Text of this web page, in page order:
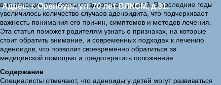
Адрес: г. Оренбург, ул. 70 лет ВЛКСМ, д.31.
вызывающие проблемы со здоровьем у детей. В последние годы
увеличилось количество случаев аденоидита, что подчеркивает
важность понимания его причин, симптомов и методов лечения.
Эта статья поможет родителям узнать о признаках, на которые
стоит обратить внимание, и современных подходах к лечению
аденоидов, что позволит своевременно обратиться за
медицинской помощью и предотвратить осложнения.
Содержание
Специалисты отмечают, что аденоиды у детей могут развиваться